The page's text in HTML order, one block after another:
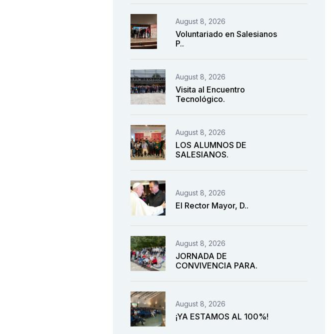
August 8, 2026
Voluntariado en Salesianos
P..
August 8, 2026
Visita al Encuentro
Tecnológico.
August 8, 2026
LOS ALUMNOS DE
SALESIANOS.
August 8, 2026
El Rector Mayor, D..
August 8, 2026
JORNADA DE
CONVIVENCIA PARA.
August 8, 2026
¡YA ESTAMOS AL 100%!